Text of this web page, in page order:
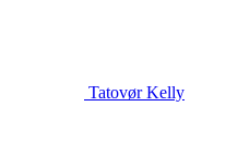
Tatovør Kelly